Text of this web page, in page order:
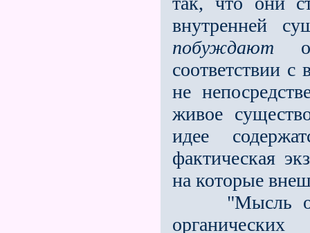
внутренней
побуждают
соответствии
не
живое
идее
фактическая
на которые
"Мысль о